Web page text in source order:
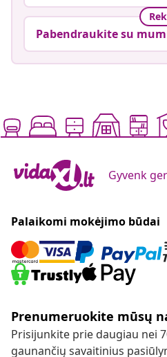
Pabendraukite su
Gyvenk
Palaikomi mokėjimo būdai
Prenumeruokite mūsų
Prisijunkite prie daugiau nei
gaunančių savaitinius